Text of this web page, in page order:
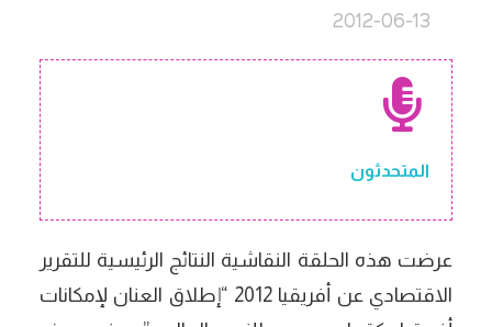
2012-06-13
المتحدثون
عرضت هذه الحلقة النقاشية النتائج الرئيسية للتقرير
الاقتصادي عن أفريقيا 2012 “إطلاق العنان لإمكانات